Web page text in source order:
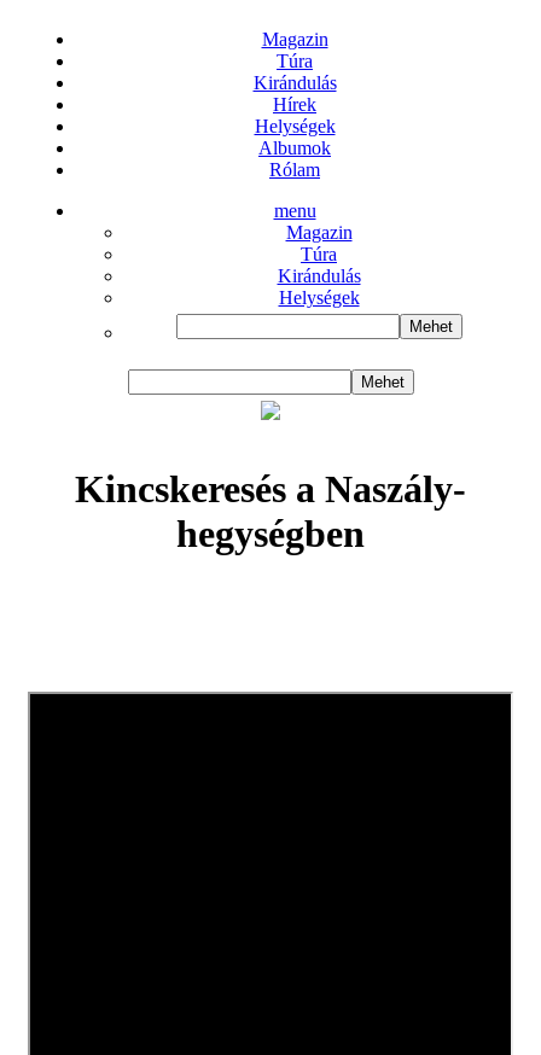
Magazin
Túra
Kirándulás
Hírek
Helységek
Albumok
Rólam
menu
Magazin
Túra
Kirándulás
Helységek
Kincskeresés a Naszály-
hegységben